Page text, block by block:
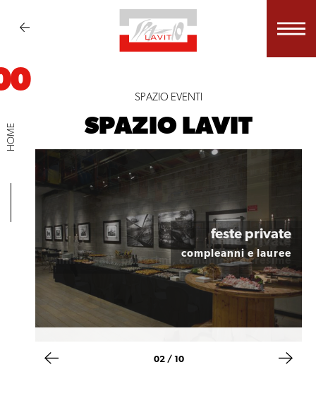
HOME
SPAZIO EVENTI
SPAZIO LAVIT
feste private
compleanni e lauree
cene private
anniversari, battesimi, comunioni e cresime
02 / 10